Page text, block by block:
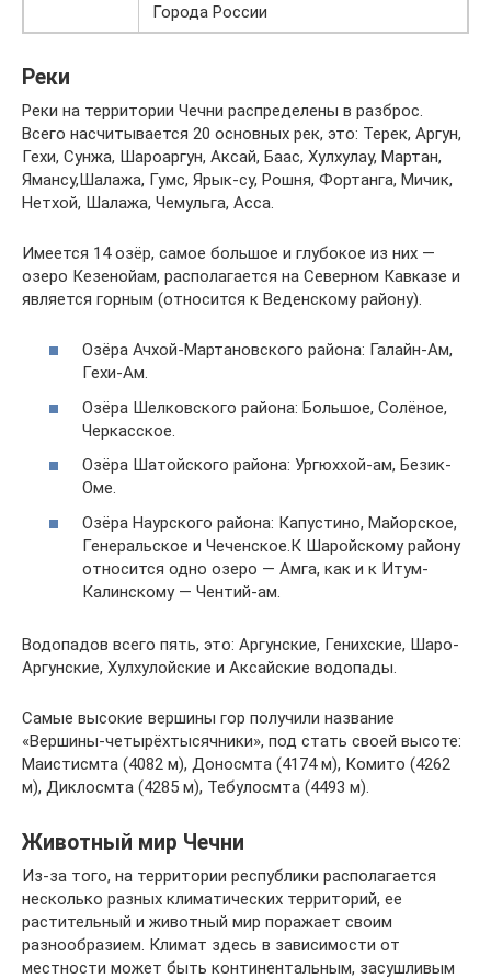
Города России
Реки
Реки на территории Чечни распределены в разброс.
Всего насчитывается 20 основных рек, это: Терек, Аргун,
Гехи, Сунжа, Шароаргун, Аксай, Баас, Хулхулау, Мартан,
Ямансу,Шалажа, Гумс, Ярык-су, Рошня, Фортанга, Мичик,
Нетхой, Шалажа, Чемульга, Асса.
Имеется 14 озёр, самое большое и глубокое из них —
озеро Кезенойам, располагается на Северном Кавказе и
является горным (относится к Веденскому району).
Озёра Ачхой-Мартановского района: Галайн-Ам,
Гехи-Ам.
Озёра Шелковского района: Большое, Солёное,
Черкасское.
Озёра Шатойского района: Ургюххой-ам, Безик-
Оме.
Озёра Наурского района: Капустино, Майорское,
Генеральское и Чеченское.К Шаройскому району
относится одно озеро — Амга, как и к Итум-
Калинскому — Чентий-ам.
Водопадов всего пять, это: Аргунские, Генихские, Шаро-
Аргунские, Хулхулойские и Аксайские водопады.
Самые высокие вершины гор получили название
«Вершины-четырёхтысячники», под стать своей высоте:
Маистисмта (4082 м), Доносмта (4174 м), Комито (4262
м), Диклосмта (4285 м), Тебулосмта (4493 м).
Животный мир Чечни
Из-за того, на территории республики располагается
несколько разных климатических территорий, ее
растительный и животный мир поражает своим
разнообразием. Климат здесь в зависимости от
местности может быть континентальным, засушливым